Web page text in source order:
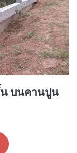
น บนคานปูน